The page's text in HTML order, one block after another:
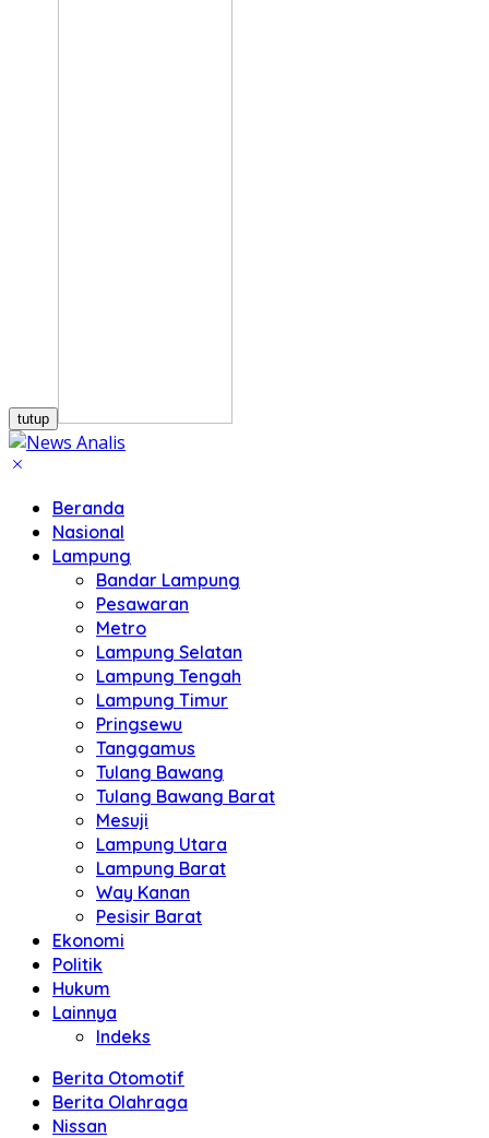
tutup
Beranda
Nasional
Lampung
Bandar Lampung
Pesawaran
Metro
Lampung Selatan
Lampung Tengah
Lampung Timur
Pringsewu
Tanggamus
Tulang Bawang
Tulang Bawang Barat
Mesuji
Lampung Utara
Lampung Barat
Way Kanan
Pesisir Barat
Ekonomi
Politik
Hukum
Lainnya
Indeks
Berita Otomotif
Berita Olahraga
Nissan